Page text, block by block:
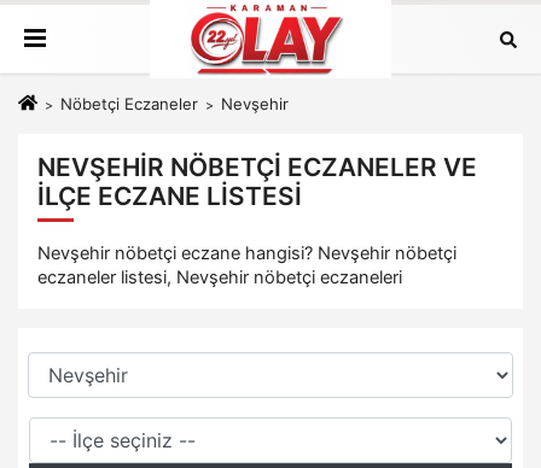
Nöbetçi Eczaneler Nevşehir
NEVŞEHIR NÖBETÇI ECZANELER VE
İLÇE ECZANE LISTESI
Nevşehir nöbetçi eczane hangisi? Nevşehir nöbetçi
eczaneler listesi, Nevşehir nöbetçi eczaneleri